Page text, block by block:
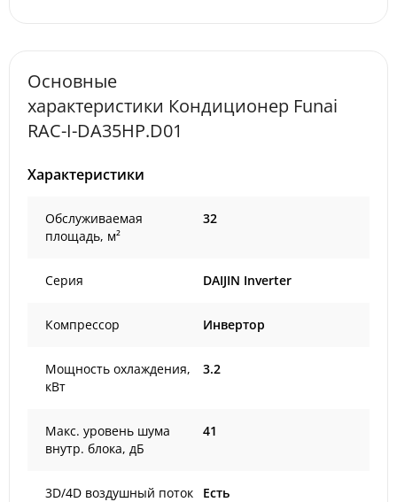
Основные
характеристики Кондиционер Funai
RAC-I-DA35HP.D01
Характеристики
Обслуживаемая
площадь, м²
32
Серия DAIJIN Inverter
Компрессор Инвертор
Мощность охлаждения,
кВт
3.2
Макс. уровень шума
внутр. блока, дБ
41
3D/4D воздушный поток Есть